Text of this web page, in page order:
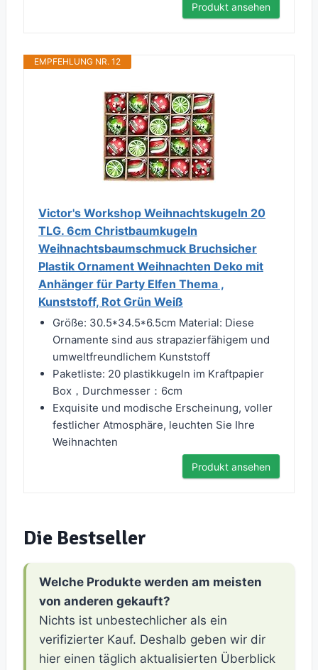
Produkt ansehen
EMPFEHLUNG NR. 12
Victor's Workshop Weihnachtskugeln 20
TLG. 6cm Christbaumkugeln
Weihnachtsbaumschmuck Bruchsicher
Plastik Ornament Weihnachten Deko mit
Anhänger für Party Elfen Thema ,
Kunststoff, Rot Grün Weiß
Größe: 30.5*34.5*6.5cm Material: Diese
Ornamente sind aus strapazierfähigem und
umweltfreundlichem Kunststoff
Paketliste: 20 plastikkugeln im Kraftpapier
Box，Durchmesser：6cm
Exquisite und modische Erscheinung, voller
festlicher Atmosphäre, leuchten Sie Ihre
Weihnachten
Produkt ansehen
Die Bestseller
Welche Produkte werden am meisten
von anderen gekauft?
Nichts ist unbestechlicher als ein
verifizierter Kauf. Deshalb geben wir dir
hier einen täglich aktualisierten Überblick